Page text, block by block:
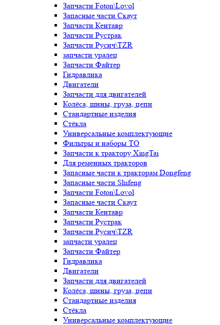
Запчасти Foton\Lovol
Запасные части Скаут
Запчасти Кентавр
Запчасти Рустрак
Запчасти Русич\TZR
запчасти уралец
Запчасти Файтер
Гидравлика
Двигатели
Запчасти для двигателей
Колёса, шины, груза, цепи
Стандартные изделия
Стёкла
Универсальные комплектующие
Фильтры и наборы ТО
Запчасти к трактору XingTai
Для ременных тракторов
Запасные части к тракторам Dongfeng
Запасные части Shifeng
Запчасти Foton\Lovol
Запасные части Скаут
Запчасти Кентавр
Запчасти Рустрак
Запчасти Русич\TZR
запчасти уралец
Запчасти Файтер
Гидравлика
Двигатели
Запчасти для двигателей
Колёса, шины, груза, цепи
Стандартные изделия
Стёкла
Универсальные комплектующие